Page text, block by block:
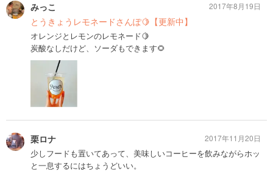
みっこ
とうきょうレモネードさんぽ🍋【更新中】
オレンジとレモンのレモネード🍋
炭酸なしだけど、ソーダもできます🌻
2017年8月19日
栗ロナ
少しフードも置いてあって、美味しいコーヒーを飲みながらホッ
と一息するにはちょうどいい。
2017年11月20日